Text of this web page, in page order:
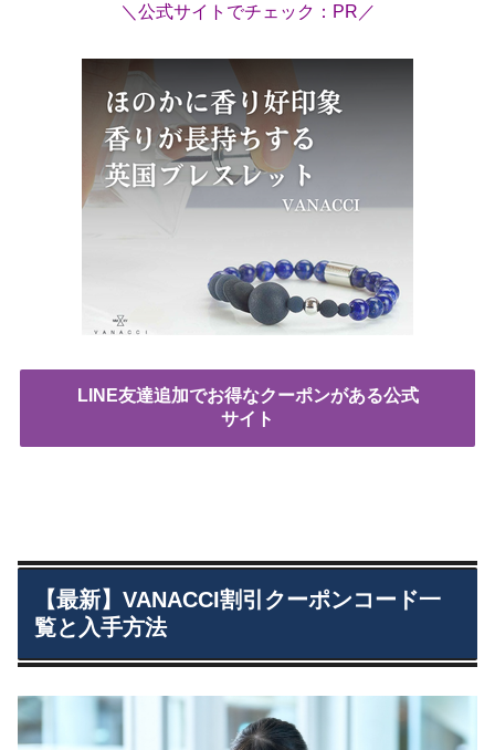
＼公式サイトでチェック：PR／
LINE友達追加でお得なクーポンがある公式
サイト
【最新】VANACCI割引クーポンコード一
覧と入手方法